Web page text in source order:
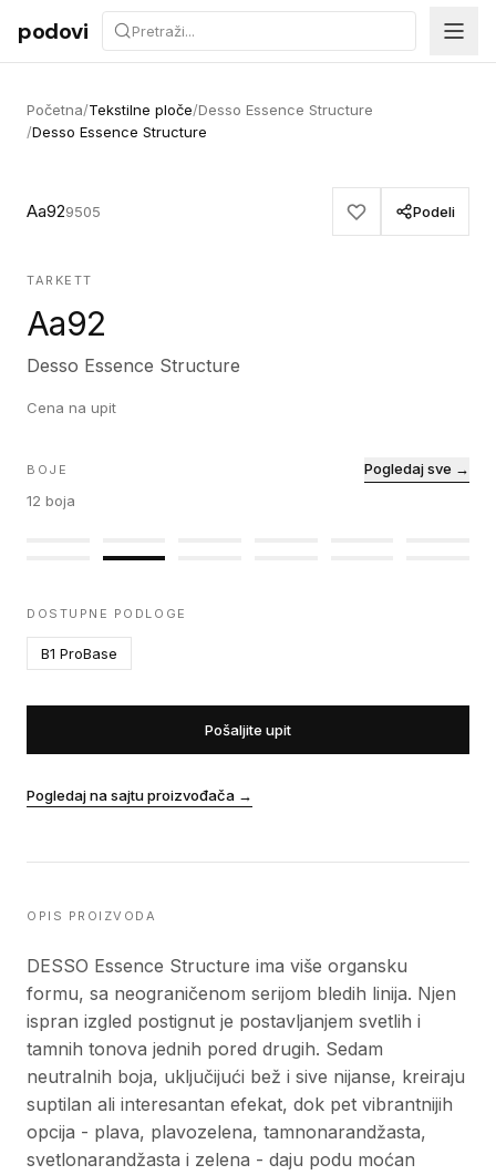
Preskoči na sadržaj
podovi
Početna/Tekstilne ploče/Desso Essence Structure
/Desso Essence Structure
Aa929505 Podeli
TARKETT
Aa92
Desso Essence Structure
Cena na upit
BOJE
12 boja
Pogledaj sve →
DOSTUPNE PODLOGE
B1 ProBase
Pošaljite upit
Pogledaj na sajtu proizvođača →
OPIS PROIZVODA
DESSO Essence Structure ima više organsku
formu, sa neograničenom serijom bledih linija. Njen
ispran izgled postignut je postavljanjem svetlih i
tamnih tonova jednih pored drugih. Sedam
neutralnih boja, uključijući bež i sive nijanse, kreiraju
suptilan ali interesantan efekat, dok pet vibrantnijih
opcija - plava, plavozelena, tamnonarandžasta,
svetlonarandžasta i zelena - daju podu moćan